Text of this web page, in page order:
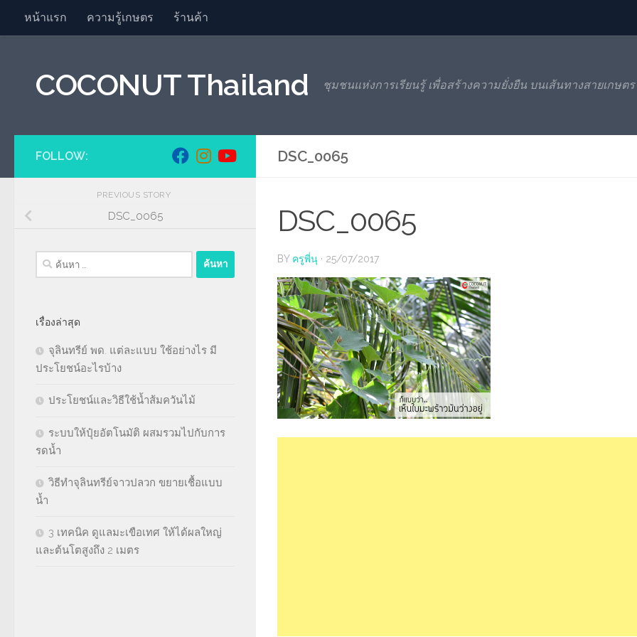
Skip to content
หน้าแรก ความรู้เกษตร ร้านค้า
COCONUT Thailand ชุมชนแห่งการเรียนรู้ เพื่อสร้างความยั่งยืน บนเส้นทางสายเกษตร
DSC_0065
DSC_0065
BY ครูพี่นุ · 25/07/2017
FOLLOW:
PREVIOUS STORY
DSC_0065
ค้นหา
สำหรับ:
เรื่องล่าสุด
จุลินทรีย์ พด. แต่ละแบบ ใช้อย่างไร มี
ประโยชน์อะไรบ้าง
ประโยชน์และวิธีใช้น้ำส้มควันไม้
ระบบให้ปุ๋ยอัตโนมัติ ผสมรวมไปกับการ
รดน้ำ
วิธีทำจุลินทรีย์จาวปลวก ขยายเชื้อแบบ
น้ำ
3 เทคนิค ดูแลมะเขือเทศ ให้ได้ผลใหญ่
และต้นโตสูงถึง 2 เมตร